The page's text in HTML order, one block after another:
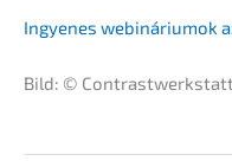
Ingyenes webiná­ri­um­ok
Bild: ©